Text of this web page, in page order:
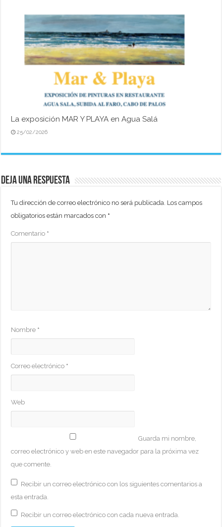
La exposición MAR Y PLAYA en Agua Salá
25/02/2026
Deja una respuesta
Tu dirección de correo electrónico no será publicada. Los campos
obligatorios están marcados con *
Comentario *
Nombre *
Correo electrónico *
Web
Guarda mi nombre,
correo electrónico y web en este navegador para la próxima vez
que comente.
Recibir un correo electrónico con los siguientes comentarios a
esta entrada.
Recibir un correo electrónico con cada nueva entrada.